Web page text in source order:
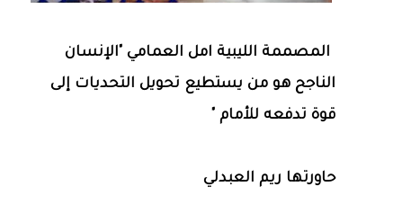
المصممة الليبية امل العمامي "الإنسان
الناجح هو من يستطيع تحويل التحديات إلى
قوة تدفعه للأمام "
حاورتها ريم العبدلي